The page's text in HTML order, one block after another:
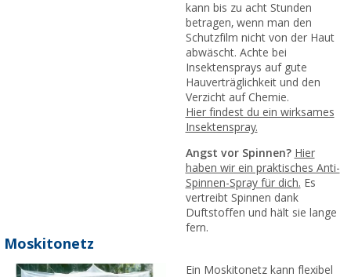
kann bis zu acht Stunden
betragen, wenn man den
Schutzfilm nicht von der Haut
abwäscht. Achte bei
Insektensprays auf gute
Hauverträglichkeit und den
Verzicht auf Chemie.
Hier findest du ein wirksames
Insektenspray.
Angst vor Spinnen? Hier
haben wir ein praktisches Anti-
Spinnen-Spray für dich. Es
vertreibt Spinnen dank
Duftstoffen und hält sie lange
fern.
Moskitonetz
Ein Moskitonetz kann flexibel